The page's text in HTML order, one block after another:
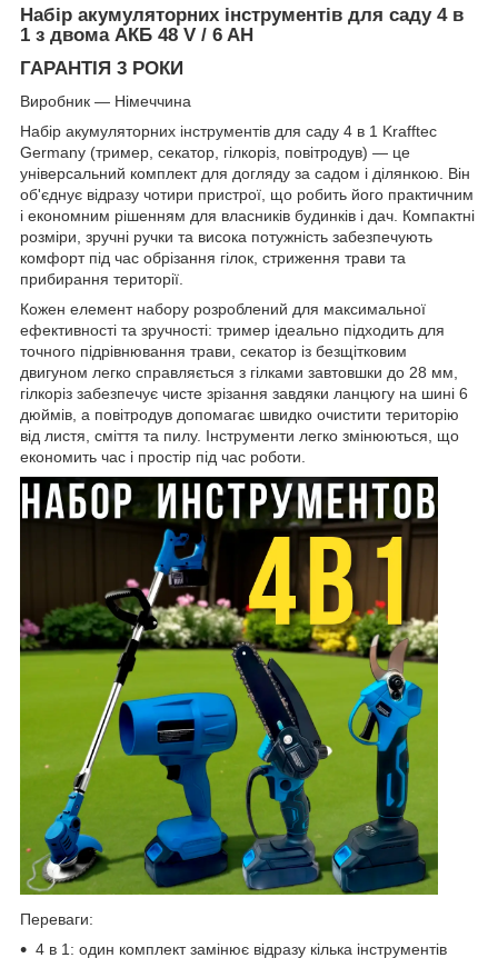
Набір акумуляторних інструментів для саду 4 в
1 з двома АКБ 48 V / 6 AH
ГАРАНТІЯ 3 РОКИ
Виробник — Німеччина
Набір акумуляторних інструментів для саду 4 в 1 Krafftec
Germany (тример, секатор, гілкоріз, повітродув) — це
універсальний комплект для догляду за садом і ділянкою. Він
об'єднує відразу чотири пристрої, що робить його практичним
і економним рішенням для власників будинків і дач. Компактні
розміри, зручні ручки та висока потужність забезпечують
комфорт під час обрізання гілок, стриження трави та
прибирання території.
Кожен елемент набору розроблений для максимальної
ефективності та зручності: тример ідеально підходить для
точного підрівнювання трави, секатор із безщітковим
двигуном легко справляється з гілками завтовшки до 28 мм,
гілкоріз забезпечує чисте зрізання завдяки ланцюгу на шині 6
дюймів, а повітродув допомагає швидко очистити територію
від листя, сміття та пилу. Інструменти легко змінюються, що
економить час і простір під час роботи.
Переваги:
4 в 1: один комплект замінює відразу кілька інструментів